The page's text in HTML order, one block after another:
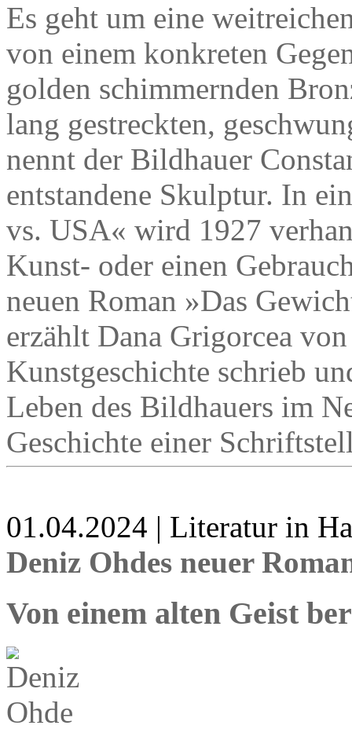
Es geht um eine
von einem konkreten
golden schimmernden
lang gestreckten,
nennt der Bildhauer
entstandene Skulptur. In
vs. USA« wird 1927
Kunst- oder einen
neuen Roman »Das
erzählt Dana Grigorcea
Kunstgeschichte schrieb
Leben des Bildhauers im
Geschichte einer
01.04.2024 | Literatur in
Deniz Ohdes neuer
Von einem alten Geist